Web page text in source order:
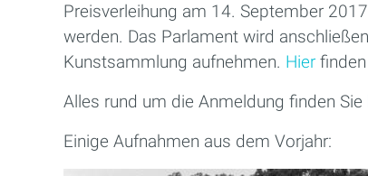
Preisverleihung am 14. September
werden. Das Parlament wird
Kunstsammlung aufnehmen. Hier
Alles rund um die Anmeldung finden Sie
Einige Aufnahmen aus dem Vorjahr: